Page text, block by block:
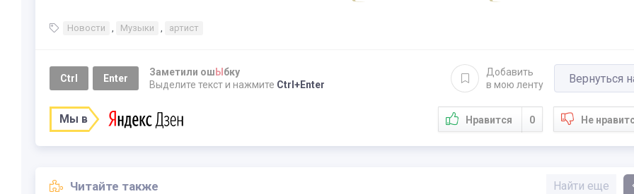
Новости , Музыки , артист
Ctrl Enter
Заметили ош Ы бку
Выделите текст и нажмите Ctrl+Enter
Добавить
в мою ленту
Вернуться
Мы в Нравится 0 Не
Читайте также Найти еще